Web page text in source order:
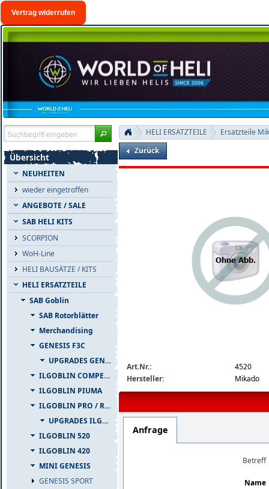
Vertrag widerrufen
Übersicht
NEUHEITEN
wieder eingetroffen
ANGEBOTE / SALE
SAB HELI KITS
SCORPION
WoH-Line
HELI BAUSÄTZE / KITS
HELI ERSATZTEILE
SAB Goblin
SAB Rotorblätter
Merchandising
GENESIS F3C
UPGRADES GENESIS F3C
ILGOBLIN COMPETIZIONE
ILGOBLIN PIUMA
ILGOBLIN PRO / RAW 700
UPGRADES ILGOBLIN PRO / RAW 700
ILGOBLIN 520
ILGOBLIN 420
MINI GENESIS
GENESIS SPORT
HELI ERSATZTEILE
Ersatzteile
Zurück
Art.Nr.:
4520
Hersteller:
Mikado
Anfrage
Betreff
Name